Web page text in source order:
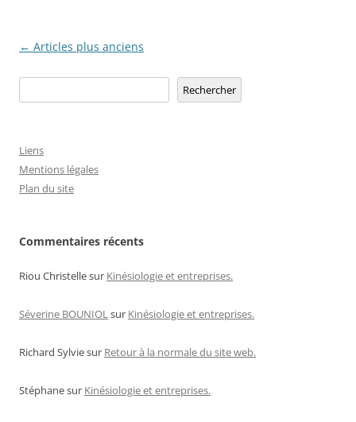
Navigation
← Articles plus anciens
Rechercher
Liens
Mentions légales
Plan du site
Commentaires récents
Riou Christellesur Kinésiologie et entreprises.
Séverine BOUNIOLsur Kinésiologie et entreprises.
Richard Sylviesur Retour à la normale du site web.
Stéphanesur Kinésiologie et entreprises.